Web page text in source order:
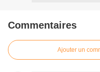
Commentaires
Ajouter un